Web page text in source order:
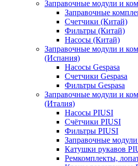
Заправочные модули и
Заправочные
Счетчики (Китай)
Фильтры (Китай)
Насосы (Китай)
Заправочные модули и
(Испания)
Насосы Gespasa
Счетчики Gespasa
Фильтры Gespasa
Заправочные модули и
(Италия)
Насосы PIUSI
Счётчики PIUSI
Фильтры PIUSI
Заправочные
Катушки рукавов
Ремкомплекты,